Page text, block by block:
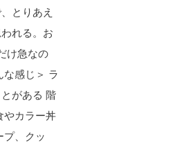
とりあえ
れる。お
け急なの
感じ＞ ラ
がある 階
やカラー丼
、クッ